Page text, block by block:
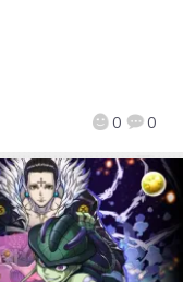
0 0